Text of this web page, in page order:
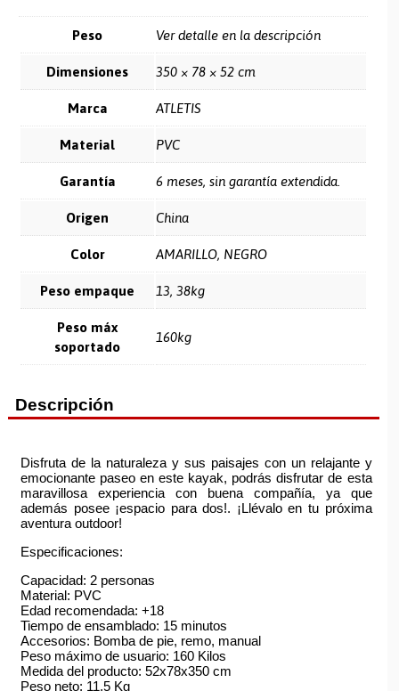
Peso Ver detalle en la descripción
Dimensiones 350 × 78 × 52 cm
Marca ATLETIS
Material PVC
Garantía 6 meses, sin garantía extendida.
Origen China
Color AMARILLO, NEGRO
Peso empaque 13, 38kg
Peso máx
soportado
160kg
Descripción
Disfruta de la naturaleza y sus paisajes con un relajante y
emocionante paseo en este kayak, podrás disfrutar de esta
maravillosa experiencia con buena compañía, ya que
además posee ¡espacio para dos!. ¡Llévalo en tu próxima
aventura outdoor!
Especificaciones:
Capacidad: 2 personas
Material: PVC
Edad recomendada: +18
Tiempo de ensamblado: 15 minutos
Accesorios: Bomba de pie, remo, manual
Peso máximo de usuario: 160 Kilos
Medida del producto: 52x78x350 cm
Peso neto: 11,5 Kg